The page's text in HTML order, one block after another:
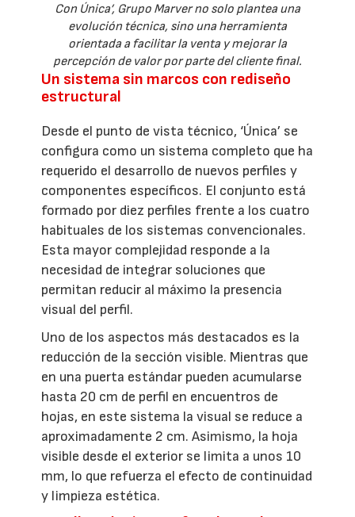
Con Única’, Grupo Marver no solo plantea una
evolución técnica, sino una herramienta
orientada a facilitar la venta y mejorar la
percepción de valor por parte del cliente final.
Un sistema sin marcos con rediseño
estructural
Desde el punto de vista técnico, ‘Única’ se
configura como un sistema completo que ha
requerido el desarrollo de nuevos perfiles y
componentes específicos. El conjunto está
formado por diez perfiles frente a los cuatro
habituales de los sistemas convencionales.
Esta mayor complejidad responde a la
necesidad de integrar soluciones que
permitan reducir al máximo la presencia
visual del perfil.
Uno de los aspectos más destacados es la
reducción de la sección visible. Mientras que
en una puerta estándar pueden acumularse
hasta 20 cm de perfil en encuentros de
hojas, en este sistema la visual se reduce a
aproximadamente 2 cm. Asimismo, la hoja
visible desde el exterior se limita a unos 10
mm, lo que refuerza el efecto de continuidad
y limpieza estética.